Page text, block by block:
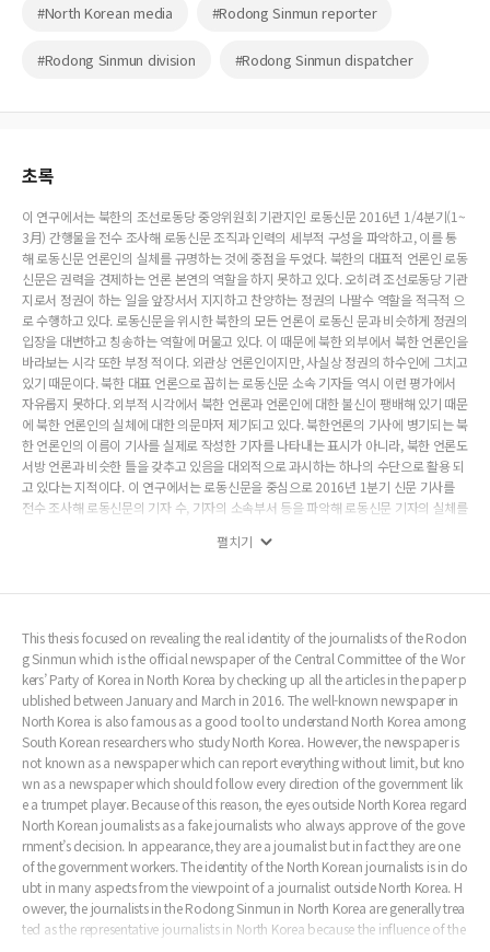
#North Korean media #Rodong Sinmun reporter
#Rodong Sinmun division #Rodong Sinmun dispatcher
초록
이 연구에서는 북한의 조선로동당 중앙위원회 기관지인 로동신문 2016년 1/4분기(1~
3月) 간행물을 전수 조사해 로동신문 조직과 인력의 세부적 구성을 파악하고, 이를 통
해 로동신문 언론인의 실체를 규명하는 것에 중점을 두었다. 북한의 대표적 언론인 로동
신문은 권력을 견제하는 언론 본연의 역할을 하지 못하고 있다. 오히려 조선로동당 기관
지로서 정권이 하는 일을 앞장서서 지지하고 찬양하는 정권의 나팔수 역할을 적극적 으
로 수행하고 있다. 로동신문을 위시한 북한의 모든 언론이 로동신 문과 비슷하게 정권의
입장을 대변하고 칭송하는 역할에 머물고 있다. 이 때문에 북한 외부에서 북한 언론인을
바라보는 시각 또한 부정 적이다. 외관상 언론인이지만, 사실상 정권의 하수인에 그치고
있기 때문이다. 북한 대표 언론으로 꼽히는 로동신문 소속 기자들 역시 이런 평가에서
자유롭지 못하다. 외부적 시각에서 북한 언론과 언론인에 대한 불신이 팽배해 있기 때문
에 북한 언론인의 실체에 대한 의문마저 제기되고 있다. 북한언론의 기사에 병기되는 북
한 언론인의 이름이 기사를 실제로 작성한 기자를 나타내는 표시가 아니라, 북한 언론도
서방 언론과 비슷한 틀을 갖추고 있음을 대외적으로 과시하는 하나의 수단으로 활용 되
고 있다는 지적이다. 이 연구에서는 로동신문을 중심으로 2016년 1분기 신문 기사를
전수 조사해 로동신문의 기자 수, 기자의 소속부서 등을 파악해 로동신문 기자의 실체를
특파기자 11명 등 총 122명으로 구성된 것으로 조사되었다. 연구 방법은 기사를 작성
따라 기사를 작성한 해당 기자의 소속 부서를 일일이 분류하고, 1/4분기(1~3월) 3개월
점을 근거로 해당 기자의 소속 부서를 분류 하였다. 지금까지 로동신문은 북한에 관한
특정 주제를 연구하기 위한 1차 자료로서 활용되어 왔으나 로동신문의 핵심 역할을 하
는 로동신문 기자들에 대한 연구는 미미한 실정이었다. 이번 연구를 통해 로동신문의 기
자들이 각각의 부서에 소속돼 꾸준하게 유사한 주제에 대해 일정한 패턴으로 기사를 생
산하고 있음을 확인할 수 있었다. 만약 로동신문 기자들의 이름이 로동신문을 서방 언론
과 비슷한 틀을 갖추고 있는 것처럼 꾸미기 위한 하나의 장식으로 사용되었다면 이러한
일정한 패턴을 나타내지 못했을 것이다. 이번 연구를 통해 북한 언론인이 권력을 견제하
는 언론 본연의 기능을 하지는 못하고 있지만, 그 언론을 구성하는 실체로서 활동하고
있을 가능성이 높은 것으로 확인되었다.
펼치기
This thesis focused on revealing the real identity of the journalists of the Rodon
g Sinmun which is the official newspaper of the Central Committee of the Wor
kers’ Party of Korea in North Korea by checking up all the articles in the paper p
ublished between January and March in 2016. The well-known newspaper in
North Korea is also famous as a good tool to understand North Korea among
South Korean researchers who study North Korea. However, the newspaper is
not known as a newspaper which can report everything without limit, but kno
wn as a newspaper which should follow every direction of the government lik
e a trumpet player. Because of this reason, the eyes outside North Korea regard
North Korean journalists as a fake journalists who always approve of the gove
rnment’s decision. In appearance, they are a journalist but in fact they are one
of the government workers. The identity of the North Korean journalists is in do
ubt in many aspects from the viewpoint of a journalist outside North Korea. H
owever, the journalists in the Rodong Sinmun in North Korea are generally trea
ted as the representative journalists in North Korea because the influence of the